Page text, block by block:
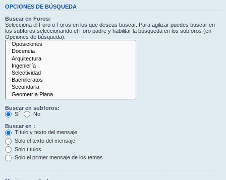
OPCIONES DE BÚSQUEDA
Buscar en Foros:
Selecciona el Foro o Foros en los que deseas buscar. Para agilizar puedes buscar en
los subforos seleccionando el Foro padre y habilitar la búsqueda en los subforos (en
Opciones de búsqueda).
Buscar en subforos:
Sí
No
Buscar en :
Título y texto del mensaje
Solo el texto del mensaje
Solo títulos
Solo el primer mensaje de los temas